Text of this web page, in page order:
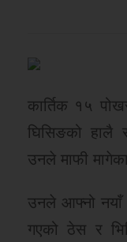
कार्तिक १५
घिसिङको हालै
उनले माफी
उनले आफ्नो नयाँ
गएको ठेस र